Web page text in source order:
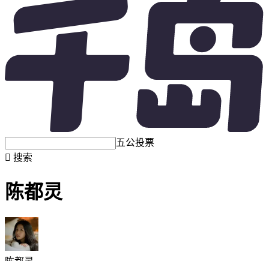
五公投票
 搜索
陈都灵